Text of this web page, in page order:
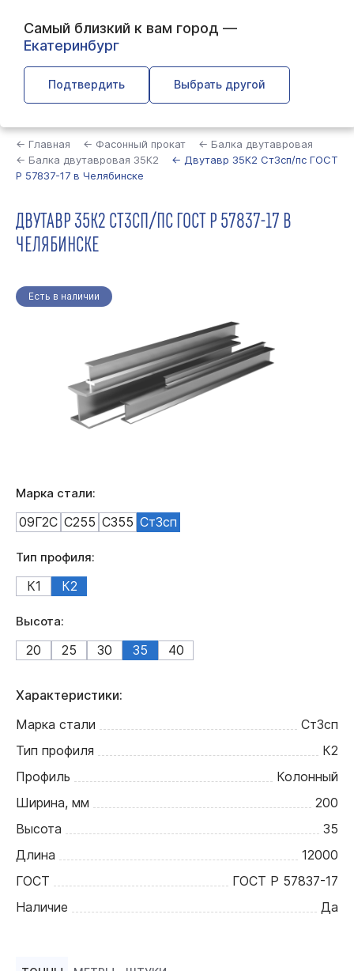
Самый близкий к вам город —
Екатеринбург
Подтвердить Выбрать другой
← Главная ← Фасонный прокат
← Балка двутавровая
← Балка двутавровая 35К2
← Двутавр 35К2 Ст3сп/пс ГОСТ
Р 57837-17 в Челябинске
ДВУТАВР 35К2 СТ3СП/ПС ГОСТ Р 57837-17 В
ЧЕЛЯБИНСКЕ
Есть в наличии
Марка стали:
09Г2С С255 С355 Ст3сп
Тип профиля:
К1 К2
Высота:
20 25 30 35 40
Характеристики:
Марка стали
Ст3сп
Тип профиля
К2
Профиль
Колонный
Ширина, мм
200
Высота
35
Длина
12000
ГОСТ
ГОСТ Р 57837-17
Наличие
Да